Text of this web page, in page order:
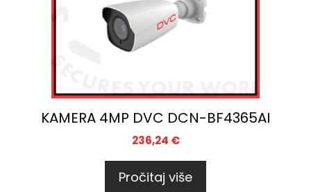
KAMERA 4MP DVC DCN-BF4365AI
236,24 €
Pročitaj više